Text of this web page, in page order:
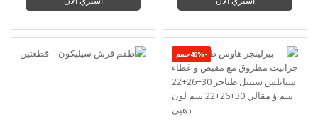
-46%حسم